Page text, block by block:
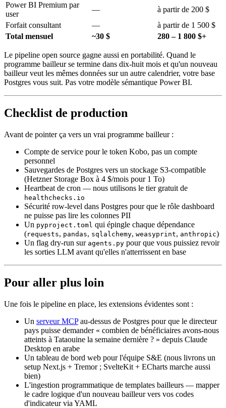
Power BI Premium par
user
—
à partir de 200 $
Forfait consultant
—
à partir de 1 500 $
Total mensuel
~30 $ 280 – 1 800 $+
Le pipeline open source gagne aussi en portabilité. Quand le
programme bailleur se termine dans dix-huit mois et qu'un nouveau
bailleur veut les mêmes données sur un autre calendrier, votre base
Postgres vous suit. Pas votre modèle sémantique Power BI.
Checklist de production
Avant de pointer ça vers un vrai programme bailleur :
Compte de service pour le token Kobo, pas un compte
personnel
Sauvegardes de Postgres vers un stockage S3-compatible
(Hetzner Storage Box à 4 $/mois pour 1 To)
Heartbeat de cron — nous utilisons le tier gratuit de
healthchecks.io
Sécurité row-level dans Postgres pour que le rôle dashboard
ne puisse pas lire les colonnes PII
Un pyproject.toml qui épingle chaque dépendance
(requests, pandas, sqlalchemy, weasyprint, anthropic)
Un flag dry-run sur agents.py pour que vous puissiez revoir
les sorties LLM avant qu'elles n'atterrissent en base
Pour aller plus loin
Une fois le pipeline en place, les extensions évidentes sont :
Un serveur MCPau-dessus de Postgres pour que le directeur
pays puisse demander « combien de bénéficiaires avons-nous
atteints à Tataouine la semaine dernière ? » depuis Claude
Desktop en arabe
Un tableau de bord web pour l'équipe S&E (nous livrons un
setup Next.js + Tremor ; SvelteKit + ECharts marche aussi
bien)
L'ingestion programmatique de templates bailleurs — mapper
le cadre logique d'un nouveau bailleur vers vos codes
d'indicateur via YAML